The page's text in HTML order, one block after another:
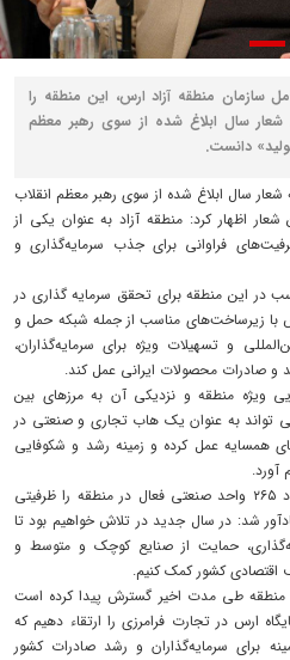
منطقه آزاد ارس، این منطقه را
سال ابلاغ شده از سوی رهبر معظم
دانست.
شعار سال ابلاغ شده از سوی رهبر معظم انقلاب
اظهار کرد: منطقه آزاد به عنوان یکی از
فراوانی برای جذب سرمایه‌گذاری و
در این منطقه برای تحقق سرمایه گذاری در
با زیرساخت‌های مناسب از جمله شبکه حمل و
و تسهیلات ویژه برای سرمایه‌گذاران،
و صادرات محصولات ایرانی عمل کند.
ویژه منطقه و نزدیکی آن به مرزهای بین
می تواند به عنوان یک هاب تجاری و صنعتی در
همسایه عمل کرده و زمینه رشد و شکوفایی
آورد.
مدیرعامل سازمان منطقه آزاد ارس وجود ۲۶۵ واحد صنعتی فعال در منطقه را ظرفیتی
شد: در سال جدید در تلاش خواهیم بود تا
حمایت از صنایع کوچک و متوسط و
اقتصادی کشور کمک کنیم.
منطقه طی مدت اخیر گسترش پیدا کرده است
ارس در تجارت فرامرزی را ارتقاء دهیم که
برای سرمایه‌گذاران و رشد صادرات کشور